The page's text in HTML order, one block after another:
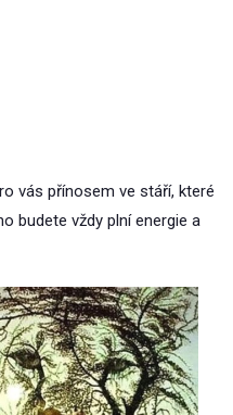
vás přínosem ve stáří, které
budete vždy plní energie a